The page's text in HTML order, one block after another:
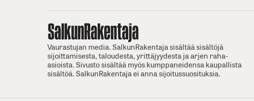
Vaurastujan media. SalkunRakentaja sisältää sisältöjä
sijoittamisesta, taloudesta, yrittäjyydesta ja arjen raha-
asioista. Sivusto sisältää myös kumppaneidensa kaupallista
sisältöä. SalkunRakentaja ei anna sijoitussuosituksia.